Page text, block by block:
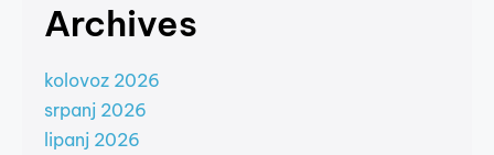
Archives
kolovoz 2026
srpanj 2026
lipanj 2026